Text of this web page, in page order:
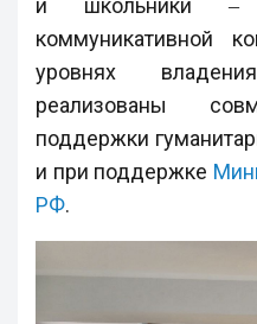
и школьники ‒
коммуникативной
уровнях
реализованы
поддержки
и при поддержке
РФ.